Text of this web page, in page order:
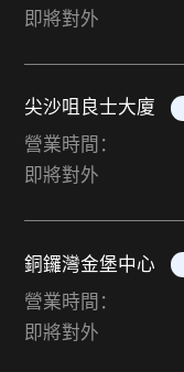
即將對外
尖沙咀良士大廈
營業時間：
即將對外
銅鑼灣金堡中心
營業時間：
即將對外